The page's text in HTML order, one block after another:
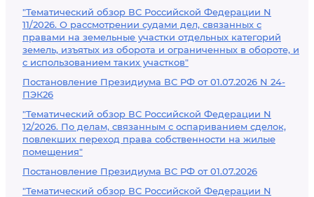
"Тематический обзор ВС Российской Федерации N
11/2026. О рассмотрении судами дел, связанных с
правами на земельные участки отдельных категорий
земель, изъятых из оборота и ограниченных в обороте, и
с использованием таких участков"
Постановление Президиума ВС РФ от 01.07.2026 N 24-
ПЭК26
"Тематический обзор ВС Российской Федерации N
12/2026. По делам, связанным с оспариванием сделок,
повлекших переход права собственности на жилые
помещения"
Постановление Президиума ВС РФ от 01.07.2026
"Тематический обзор ВС Российской Федерации N